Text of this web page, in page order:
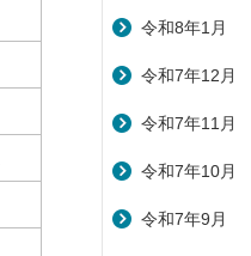
令和8年1月
令和7年12月
令和7年11月
令和7年10月
令和7年9月